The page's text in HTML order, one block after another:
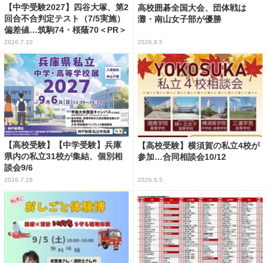
【中学受験2027】四谷大塚、第2
回合不合判定テスト（7/5実施）
偏差値…筑駒74・桜蔭70＜PR＞
2026.7.10
高校囲碁全国大会、団体戦は
灘・南山女子部が優勝
2026.8.5
【高校受験】【中学受験】兵庫
県内の私立31校が集結、個別相
談会9/6
2026.7.28
【高校受験】横須賀の私立4校が
参加…合同相談会10/12
2026.8.5